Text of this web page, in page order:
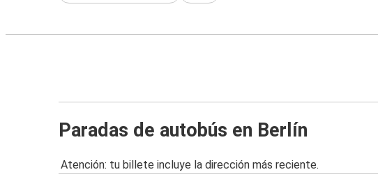
Paradas de autobús en Berlín
Atención: tu billete incluye la dirección más reciente.